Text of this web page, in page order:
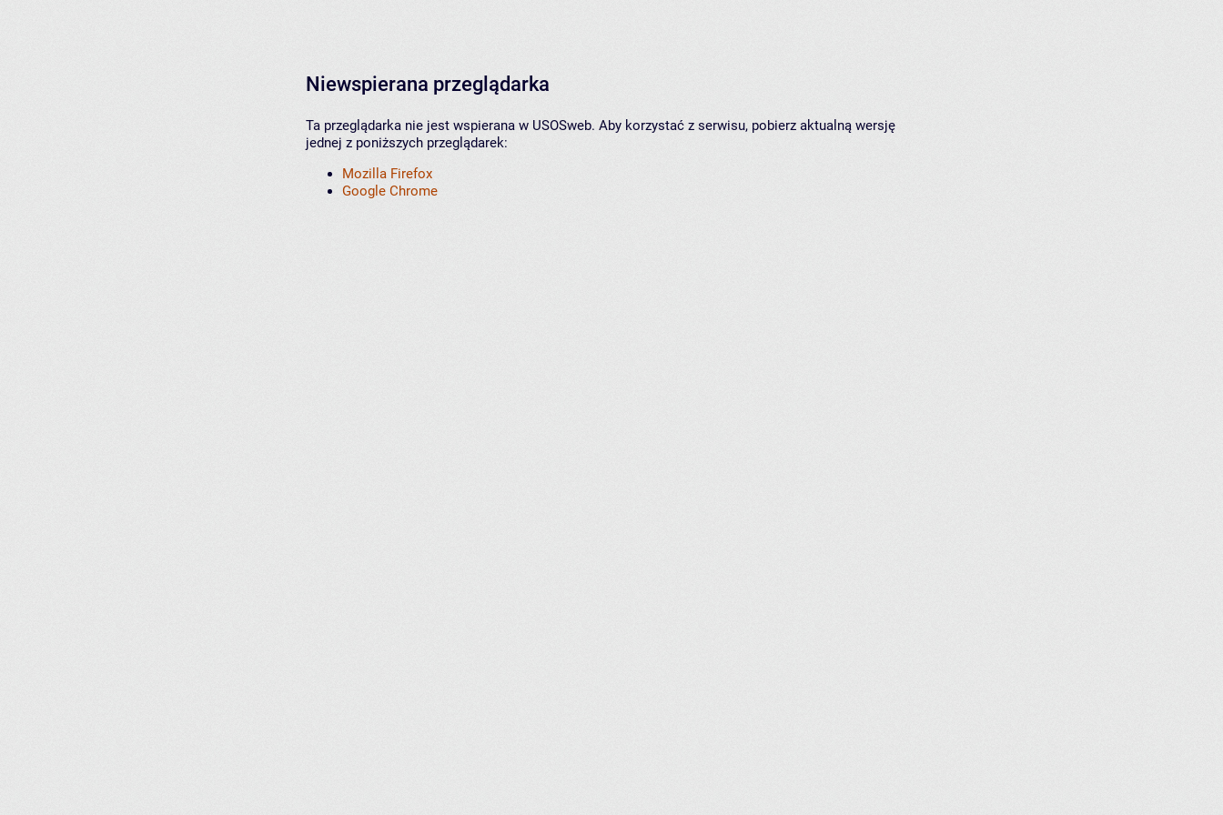
Niewspierana przeglądarka
Ta przeglądarka nie jest wspierana w USOSweb. Aby korzystać z serwisu, pobierz aktualną wersję
jednej z poniższych przeglądarek:
Mozilla Firefox
Google Chrome